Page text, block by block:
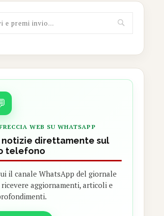
WEB SU WHATSAPP
notizie direttamente sul
telefono
il canale WhatsApp del giornale
ricevere aggiornamenti, articoli e